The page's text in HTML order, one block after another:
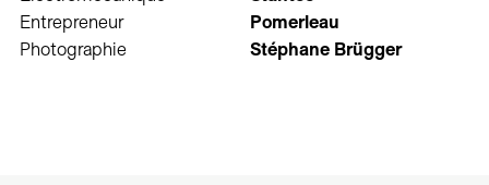
Entrepreneur
Pomerleau
Photographie
Stéphane Brügger